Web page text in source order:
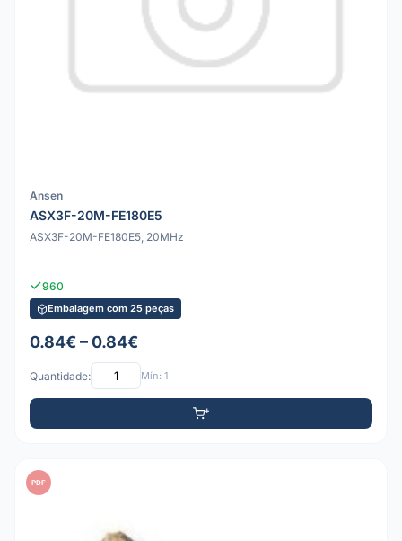
Ansen
ASX3F-20M-FE180E5
ASX3F-20M-FE180E5, 20MHz
960
Embalagem com 25 peças
0.84€ – 0.84€
Quantidade: Mín: 1
PDF